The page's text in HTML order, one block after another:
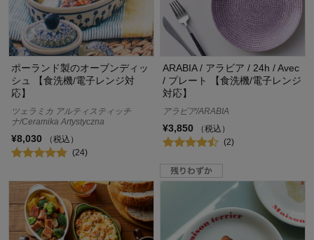
ポーランド製のオーブンディッ
シュ 【食洗機/電子レンジ対
応】
ツェラミカ アルティスティッチ
ナ/Ceramika Artystyczna
¥8,030
（税込）
(24)
ARABIA / アラビア / 24h / Avec
/ プレート 【食洗機/電子レンジ
対応】
アラビア/ARABIA
¥3,850
（税込）
(2)